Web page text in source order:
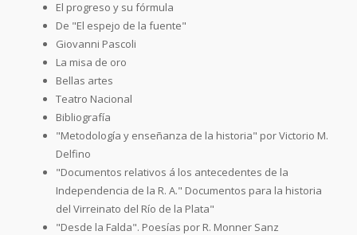
El progreso y su fórmula
De "El espejo de la fuente"
Giovanni Pascoli
La misa de oro
Bellas artes
Teatro Nacional
Bibliografía
"Metodología y enseñanza de la historia" por Victorio M.
Delfino
"Documentos relativos á los antecedentes de la
Independencia de la R. A." Documentos para la historia
del Virreinato del Río de la Plata"
"Desde la Falda". Poesías por R. Monner Sanz